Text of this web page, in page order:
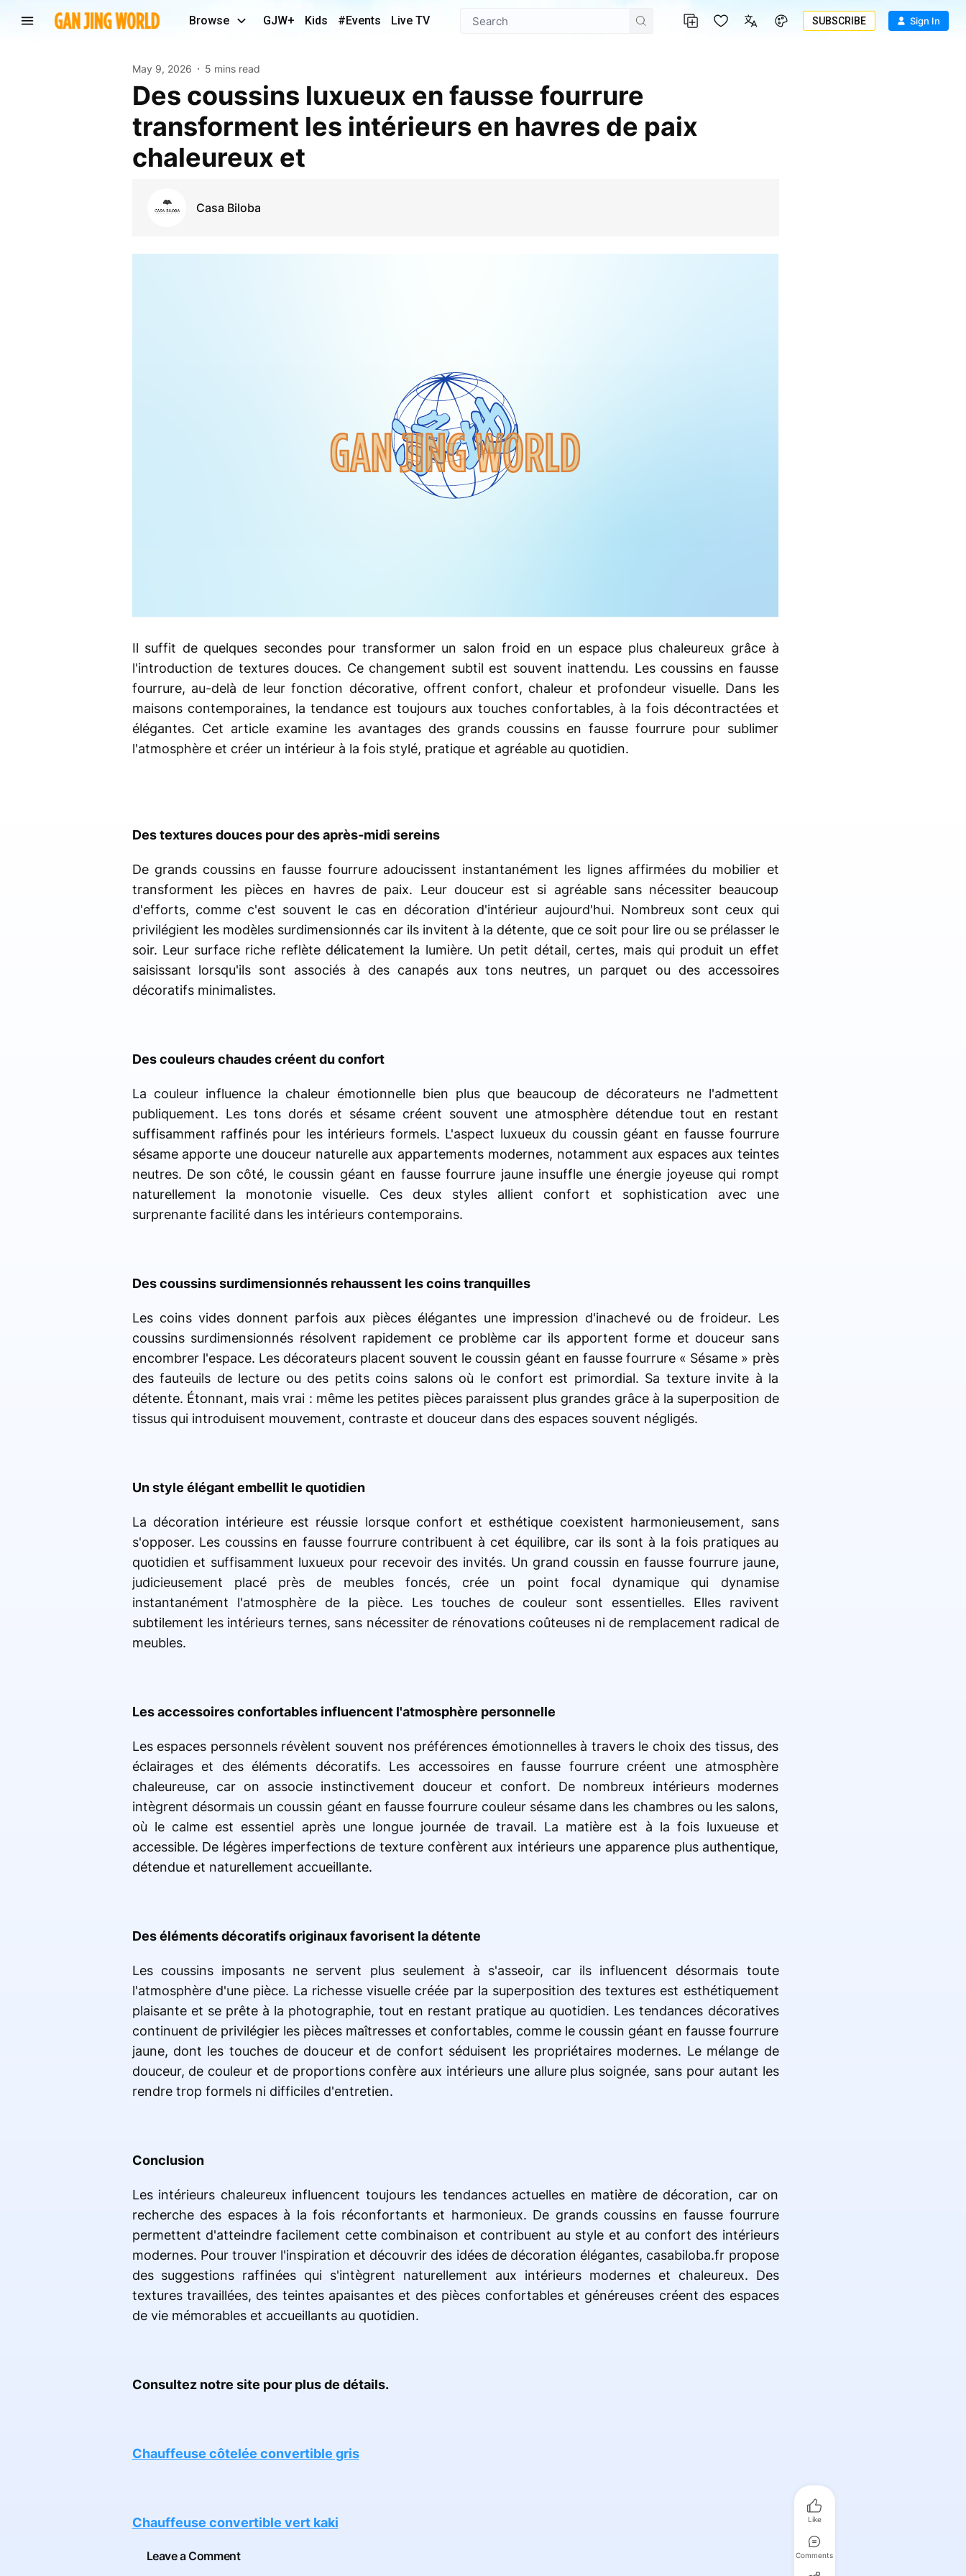
Browse GJW+ Kids #Events Live TV SUBSCRIBE Sign In
May 9, 2026 5 mins read
Des coussins luxueux en fausse fourrure
transforment les intérieurs en havres de paix
chaleureux et
Casa Biloba
Il suffit de quelques secondes pour transformer un salon froid en un espace plus chaleureux grâce à
l'introduction de textures douces. Ce changement subtil est souvent inattendu. Les coussins en fausse
fourrure, au-delà de leur fonction décorative, offrent confort, chaleur et profondeur visuelle. Dans les
maisons contemporaines, la tendance est toujours aux touches confortables, à la fois décontractées et
élégantes. Cet article examine les avantages des grands coussins en fausse fourrure pour sublimer
l'atmosphère et créer un intérieur à la fois stylé, pratique et agréable au quotidien.
Des textures douces pour des après-midi sereins
De grands coussins en fausse fourrure adoucissent instantanément les lignes affirmées du mobilier et
transforment les pièces en havres de paix. Leur douceur est si agréable sans nécessiter beaucoup
d'efforts, comme c'est souvent le cas en décoration d'intérieur aujourd'hui. Nombreux sont ceux qui
privilégient les modèles surdimensionnés car ils invitent à la détente, que ce soit pour lire ou se prélasser le
soir. Leur surface riche reflète délicatement la lumière. Un petit détail, certes, mais qui produit un effet
saisissant lorsqu'ils sont associés à des canapés aux tons neutres, un parquet ou des accessoires
décoratifs minimalistes.
Des couleurs chaudes créent du confort
La couleur influence la chaleur émotionnelle bien plus que beaucoup de décorateurs ne l'admettent
publiquement. Les tons dorés et sésame créent souvent une atmosphère détendue tout en restant
suffisamment raffinés pour les intérieurs formels. L'aspect luxueux du coussin géant en fausse fourrure
sésame apporte une douceur naturelle aux appartements modernes, notamment aux espaces aux teintes
neutres. De son côté, le coussin géant en fausse fourrure jaune insuffle une énergie joyeuse qui rompt
naturellement la monotonie visuelle. Ces deux styles allient confort et sophistication avec une
surprenante facilité dans les intérieurs contemporains.
Des coussins surdimensionnés rehaussent les coins tranquilles
Les coins vides donnent parfois aux pièces élégantes une impression d'inachevé ou de froideur. Les
coussins surdimensionnés résolvent rapidement ce problème car ils apportent forme et douceur sans
encombrer l'espace. Les décorateurs placent souvent le coussin géant en fausse fourrure « Sésame » près
des fauteuils de lecture ou des petits coins salons où le confort est primordial. Sa texture invite à la
détente. Étonnant, mais vrai : même les petites pièces paraissent plus grandes grâce à la superposition de
tissus qui introduisent mouvement, contraste et douceur dans des espaces souvent négligés.
Un style élégant embellit le quotidien
La décoration intérieure est réussie lorsque confort et esthétique coexistent harmonieusement, sans
s'opposer. Les coussins en fausse fourrure contribuent à cet équilibre, car ils sont à la fois pratiques au
quotidien et suffisamment luxueux pour recevoir des invités. Un grand coussin en fausse fourrure jaune,
judicieusement placé près de meubles foncés, crée un point focal dynamique qui dynamise
instantanément l'atmosphère de la pièce. Les touches de couleur sont essentielles. Elles ravivent
subtilement les intérieurs ternes, sans nécessiter de rénovations coûteuses ni de remplacement radical de
meubles.
Les accessoires confortables influencent l'atmosphère personnelle
Les espaces personnels révèlent souvent nos préférences émotionnelles à travers le choix des tissus, des
éclairages et des éléments décoratifs. Les accessoires en fausse fourrure créent une atmosphère
chaleureuse, car on associe instinctivement douceur et confort. De nombreux intérieurs modernes
intègrent désormais un coussin géant en fausse fourrure couleur sésame dans les chambres ou les salons,
où le calme est essentiel après une longue journée de travail. La matière est à la fois luxueuse et
accessible. De légères imperfections de texture confèrent aux intérieurs une apparence plus authentique,
détendue et naturellement accueillante.
Des éléments décoratifs originaux favorisent la détente
Les coussins imposants ne servent plus seulement à s'asseoir, car ils influencent désormais toute
l'atmosphère d'une pièce. La richesse visuelle créée par la superposition des textures est esthétiquement
plaisante et se prête à la photographie, tout en restant pratique au quotidien. Les tendances décoratives
continuent de privilégier les pièces maîtresses et confortables, comme le coussin géant en fausse fourrure
jaune, dont les touches de douceur et de confort séduisent les propriétaires modernes. Le mélange de
douceur, de couleur et de proportions confère aux intérieurs une allure plus soignée, sans pour autant les
rendre trop formels ni difficiles d'entretien.
Conclusion
Les intérieurs chaleureux influencent toujours les tendances actuelles en matière de décoration, car on
recherche des espaces à la fois réconfortants et harmonieux. De grands coussins en fausse fourrure
permettent d'atteindre facilement cette combinaison et contribuent au style et au confort des intérieurs
modernes. Pour trouver l'inspiration et découvrir des idées de décoration élégantes, casabiloba.fr propose
des suggestions raffinées qui s'intègrent naturellement aux intérieurs modernes et chaleureux. Des
textures travaillées, des teintes apaisantes et des pièces confortables et généreuses créent des espaces
de vie mémorables et accueillants au quotidien.
Consultez notre site pour plus de détails.
Chauffeuse côtelée convertible gris
Chauffeuse convertible vert kaki
Leave a Comment
Like
Comments